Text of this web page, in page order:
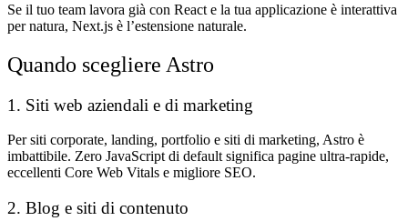
Se il tuo team lavora già con React e la tua applicazione è interattiva
per natura, Next.js è l’estensione naturale.
Quando scegliere Astro
1. Siti web aziendali e di marketing
Per siti corporate, landing, portfolio e siti di marketing, Astro è
imbattibile. Zero JavaScript di default significa pagine ultra-rapide,
eccellenti Core Web Vitals e migliore SEO.
2. Blog e siti di contenuto